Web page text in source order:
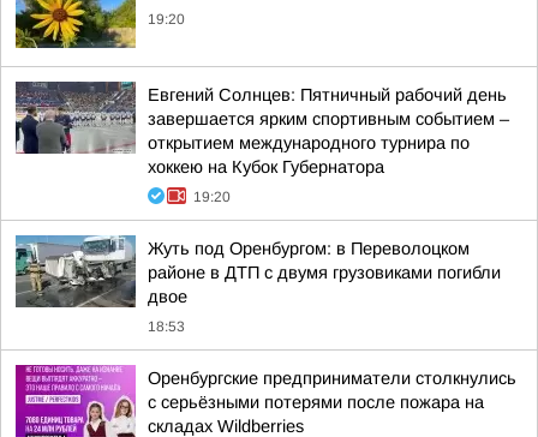
19:20
Евгений Солнцев: Пятничный рабочий день
завершается ярким спортивным событием –
открытием международного турнира по
хоккею на Кубок Губернатора
19:20
Жуть под Оренбургом: в Переволоцком
районе в ДТП с двумя грузовиками погибли
двое
18:53
Оренбургские предприниматели столкнулись
с серьёзными потерями после пожара на
складах Wildberries